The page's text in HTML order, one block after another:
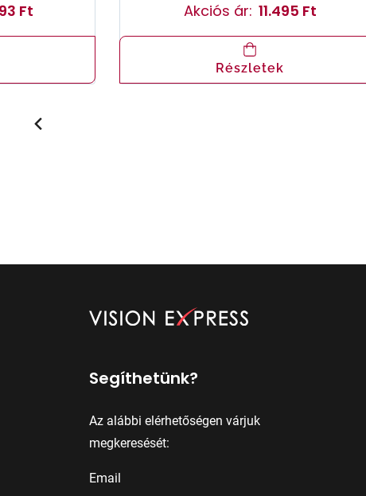
Ft Akciós ár: 11.495 Ft
Részletek
Segíthetünk?
Az alábbi elérhetőségen várjuk
megkeresését:
Email